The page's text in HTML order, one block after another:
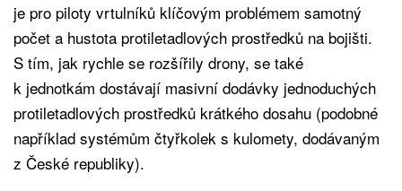
je pro piloty vrtulníků klíčovým problémem samotný
počet a hustota protiletadlových prostředků na bojišti.
S tím, jak rychle se rozšířily drony, se také
k jednotkám dostávají masivní dodávky jednoduchých
protiletadlových prostředků krátkého dosahu (podobné
například systémům čtyřkolek s kulomety, dodávaným
z České republiky).